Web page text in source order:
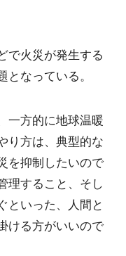
で火災が発生する
なっている。
一方的に地球温暖
り方は、典型的な
を抑制したいので
理すること、そし
といった、人間と
ける方がいいので